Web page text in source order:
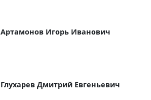
Артамонов Игорь Иванович
Глухарев Дмитрий Евгеньевич